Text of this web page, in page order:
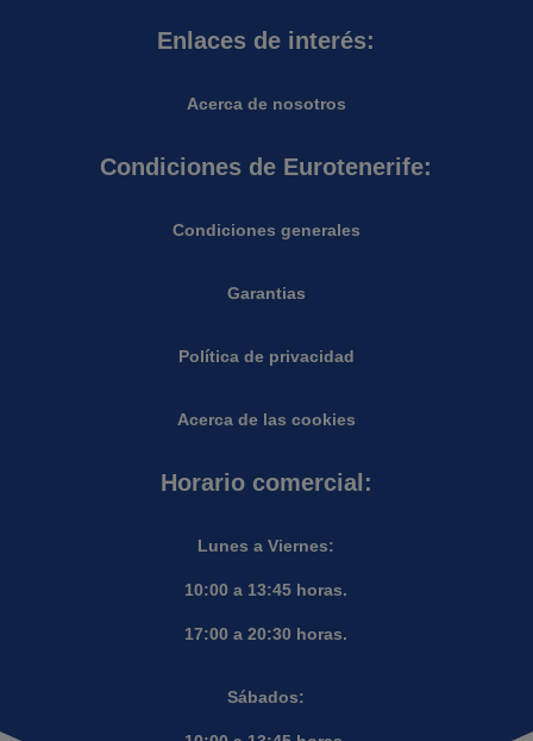
Enlaces de interés:
Acerca de nosotros
Condiciones de Eurotenerife:
Condiciones generales
Garantias
Política de privacidad
Acerca de las cookies
Horario comercial:
Lunes a Viernes:
10:00 a 13:45 horas.
17:00 a 20:30 horas.
Sábados: